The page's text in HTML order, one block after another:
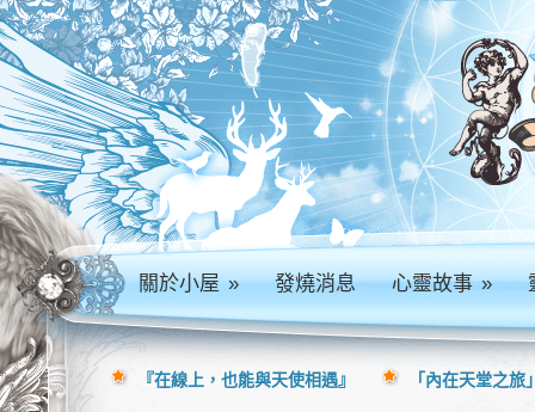
關於小屋» 發燒消息 心靈故事»
『在線上，也能與天使相遇』 「內在天堂之